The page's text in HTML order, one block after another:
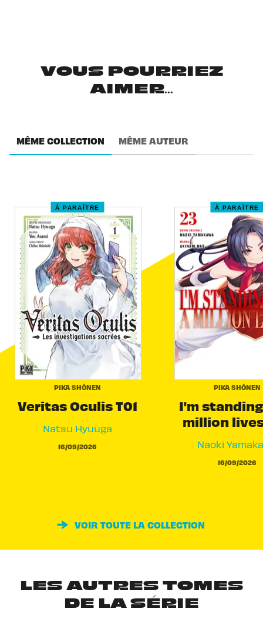
VOUS POURRIEZ
AIMER...
MÊME COLLECTION MÊME AUTEUR
À PARAÎTRE
PIKA SHÔNEN
Veritas Oculis T01
Natsu Hyuuga
16/09/2026
À PARAÎTRE
PIKA SHÔNEN
I'm
million
Naoki
16/09/2026
VOIR TOUTE LA COLLECTION
LES AUTRES TOMES
DE LA SÉRIE